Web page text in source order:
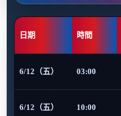
日期 時間
6/12（五） 03:00
6/12（五） 10:00